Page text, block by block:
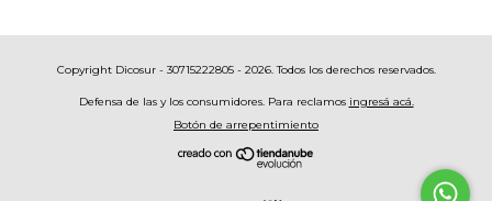
Copyright Dicosur - 30715222805 - 2026. Todos los derechos reservados.
Defensa de las y los consumidores. Para reclamos ingresá acá.
Botón de arrepentimiento